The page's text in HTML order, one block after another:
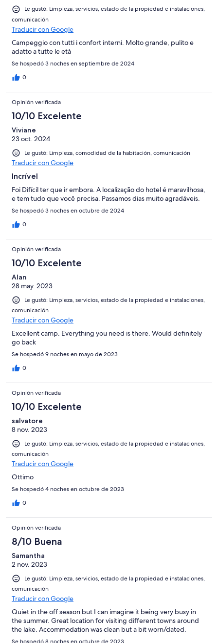
Le gustó: Limpieza, servicios, estado de la propiedad e instalaciones,
comunicación
Traducir con Google
Campeggio con tutti i confort interni. Molto grande, pulito e
adatto a tutte le età
Se hospedó 3 noches en septiembre de 2024
0
Opinión verificada
10/10 Excelente
Viviane
23 oct. 2024
Le gustó: Limpieza, comodidad de la habitación, comunicación
Traducir con Google
Incrível
Foi Difícil ter que ir embora. A localização do hotel é maravilhosa,
e tem tudo que você precisa. Passamos dias muito agradáveis.
Se hospedó 3 noches en octubre de 2024
0
Opinión verificada
10/10 Excelente
Alan
28 may. 2023
Le gustó: Limpieza, servicios, estado de la propiedad e instalaciones,
comunicación
Traducir con Google
Excellent camp. Everything you need is there. Would definitely
go back
Se hospedó 9 noches en mayo de 2023
0
Opinión verificada
10/10 Excelente
salvatore
8 nov. 2023
Le gustó: Limpieza, servicios, estado de la propiedad e instalaciones,
comunicación
Traducir con Google
Ottimo
Se hospedó 4 noches en octubre de 2023
0
Opinión verificada
8/10 Buena
Samantha
2 nov. 2023
Le gustó: Limpieza, servicios, estado de la propiedad e instalaciones,
comunicación
Traducir con Google
Quiet in the off season but I can imagine it being very busy in
the summer. Great location for visiting different towns around
the lake. Accommodation was clean but a bit worn/dated.